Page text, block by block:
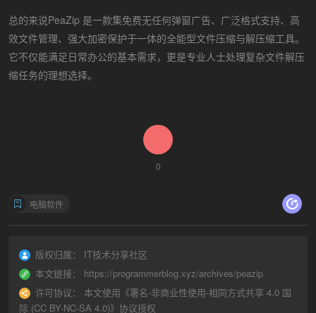
总的来说PeaZip 是一款集免费无任何弹窗广告、广泛格式支持、高
效文件管理、强大加密保护于一体的全能型文件压缩与解压缩工具。
它不仅能满足日常办公的基本需求，更是专业人士处理复杂文件解压
缩任务的理想选择。
0
电脑软件
版权归属：
IT技术分享社区
本文链接：
https://programmerblog.xyz/archives/peazip
许可协议：
本文使用《署名-非商业性使用-相同方式共享 4.0 国
际 (CC BY-NC-SA 4.0)》协议授权